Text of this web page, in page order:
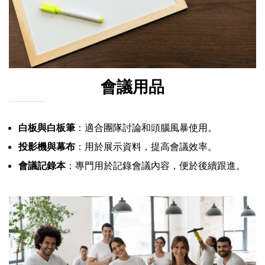
會議用品
白板與白板筆 ：適合團隊討論和頭腦風暴使用。
投影機與幕布 ：用於展示資料，提高會議效率。
會議記錄本：專門用於記錄會議內容，便於後續跟進。